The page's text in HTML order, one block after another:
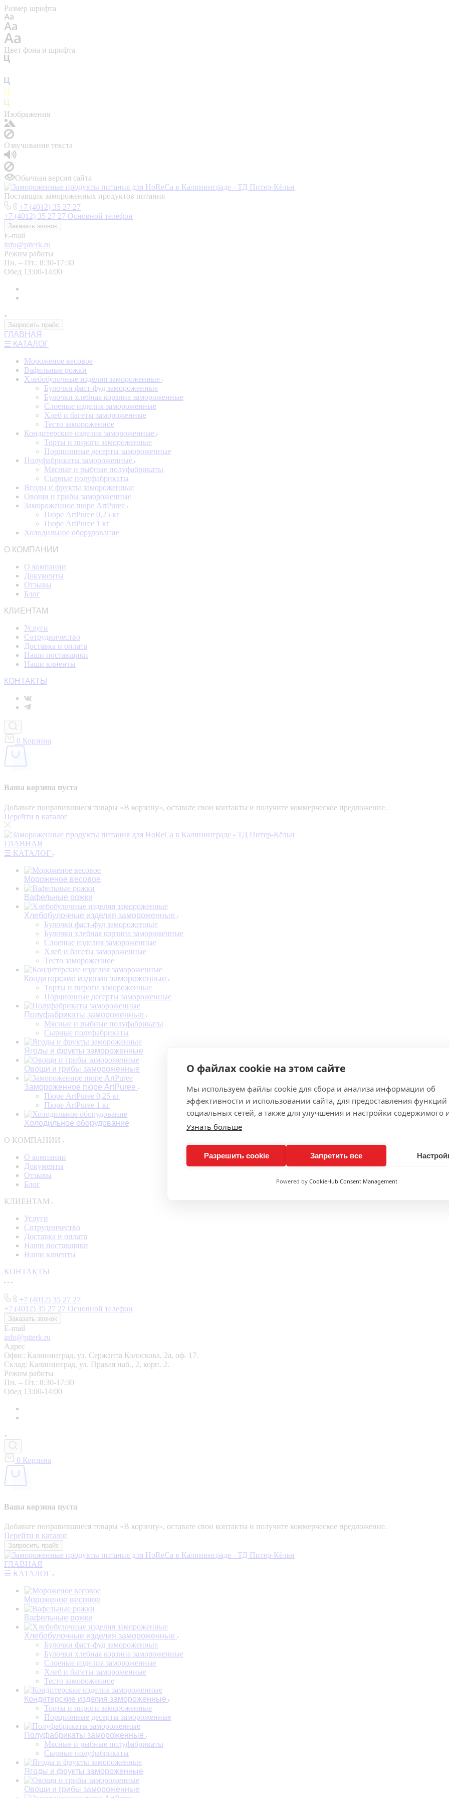
Размер шрифта
Цвет фона и шрифта
Изображения
Озвучивание текста
Обычная версия сайта
Поставщик замороженных продуктов питания
+7 (4012) 35 27 27
+7 (4012) 35 27 27 Основной телефон
Заказать звонок
E-mail
info@piterk.ru
Режим работы
Пн. – Пт.: 8:30-17:30
Обед 13:00-14:00
Запросить прайс
ГЛАВНАЯ
☰ КАТАЛОГ
Мороженое весовое
Вафельные рожки
Хлебобулочные изделия замороженные
Булочки фаст-фуд замороженные
Булочки хлебная корзина замороженные
Слоеные изделия замороженные
Хлеб и багеты замороженные
Тесто замороженное
Кондитерские изделия замороженные
Торты и пироги замороженные
Порционные десерты замороженные
Полуфабрикаты замороженные
Мясные и рыбные полуфабрикаты
Сырные полуфабрикаты
Ягоды и фрукты замороженные
Овощи и грибы замороженные
Замороженное пюре ArtPuree
Пюре ArtPuree 0,25 кг
Пюре ArtPuree 1 кг
Холодильное оборудование
О КОМПАНИИ
О компании
Документы
Отзывы
Блог
КЛИЕНТАМ
Услуги
Сотрудничество
Доставка и оплата
Наши поставщики
Наши клиенты
КОНТАКТЫ
0 Корзина
Ваша корзина пуста
Добавьте понравившиеся товары «‎В корзину»‎, оставьте свои контакты и получите коммерческое предложение.
Перейти в каталог
ГЛАВНАЯ
☰ КАТАЛОГ
Мороженое весовое
Вафельные рожки
Хлебобулочные изделия замороженные
Булочки фаст-фуд замороженные
Булочки хлебная корзина замороженные
Слоеные изделия замороженные
Хлеб и багеты замороженные
Тесто замороженное
Кондитерские изделия замороженные
Торты и пироги замороженные
Порционные десерты замороженные
Полуфабрикаты замороженные
Мясные и рыбные полуфабрикаты
Сырные полуфабрикаты
Ягоды и фрукты замороженные
Овощи и грибы замороженные
Замороженное пюре ArtPuree
Пюре ArtPuree 0,25 кг
Пюре ArtPuree 1 кг
Холодильное оборудование
О КОМПАНИИ
О компании
Документы
Отзывы
Блог
КЛИЕНТАМ
Услуги
Сотрудничество
Доставка и оплата
Наши поставщики
Наши клиенты
КОНТАКТЫ
+7 (4012) 35 27 27
+7 (4012) 35 27 27 Основной телефон
Заказать звонок
E-mail
info@piterk.ru
Адрес
Офис: Калининград, ул. Сержанта Колоскова, 2а, оф. 17.
Склад: Калининград, ул. Правая наб., 2, корп. 2.
Режим работы
Пн. – Пт.: 8:30-17:30
Обед 13:00-14:00
0 Корзина
Ваша корзина пуста
Добавьте понравившиеся товары «‎В корзину»‎, оставьте свои контакты и получите коммерческое предложение.
Перейти в каталог
Запросить прайс
ГЛАВНАЯ
☰ КАТАЛОГ
Мороженое весовое
Вафельные рожки
Хлебобулочные изделия замороженные
Булочки фаст-фуд замороженные
Булочки хлебная корзина замороженные
Слоеные изделия замороженные
Хлеб и багеты замороженные
Тесто замороженное
Кондитерские изделия замороженные
Торты и пироги замороженные
Порционные десерты замороженные
Полуфабрикаты замороженные
Мясные и рыбные полуфабрикаты
Сырные полуфабрикаты
Ягоды и фрукты замороженные
Овощи и грибы замороженные
О файлах cookie на этом сайте
Мы используем файлы cookie для сбора и анализа информации об
эффективности и использовании сайта, для предоставления функций
социальных сетей, а также для улучшения и настройки содержимого
Узнать больше
Разрешить cookie Запретить все
Powered by CookieHub Consent Management